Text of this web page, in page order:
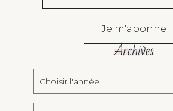
Je m'abonne
Archives